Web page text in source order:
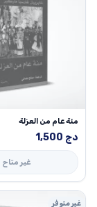
مئة عام من العزلة
1,500 دج
غير متاح
غير متوفر